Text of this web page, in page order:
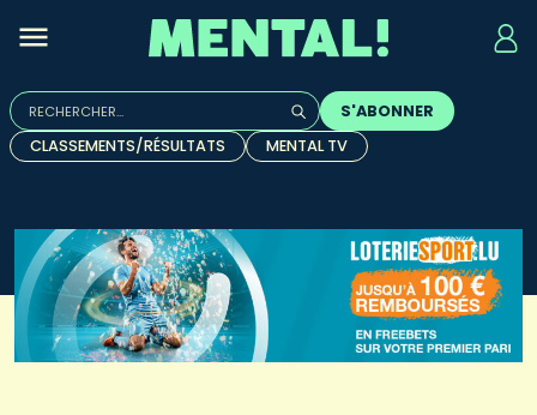
Rechercher :
Quand les résultats de l'auto-complétion sont
S'ABONNER
CLASSEMENTS/RÉSULTATS
MENTAL TV